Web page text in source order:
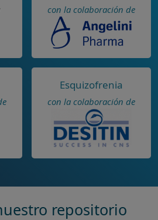
con la colaboración de
Esquizofrenia
con la colaboración de
repositorio